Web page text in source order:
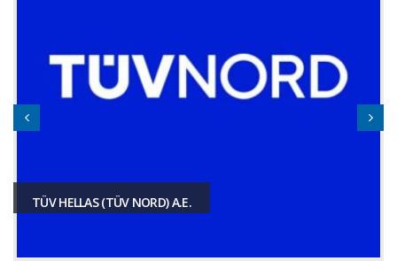
TÜV HELLAS (TÜV NORD) A.E.